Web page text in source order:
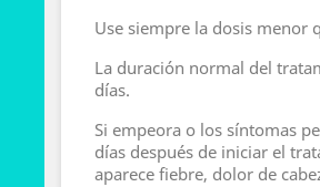
Use siempre la dosis menor
La duración normal del
días.
Si empeora o los síntomas
días después de iniciar el
aparece fiebre, dolor de